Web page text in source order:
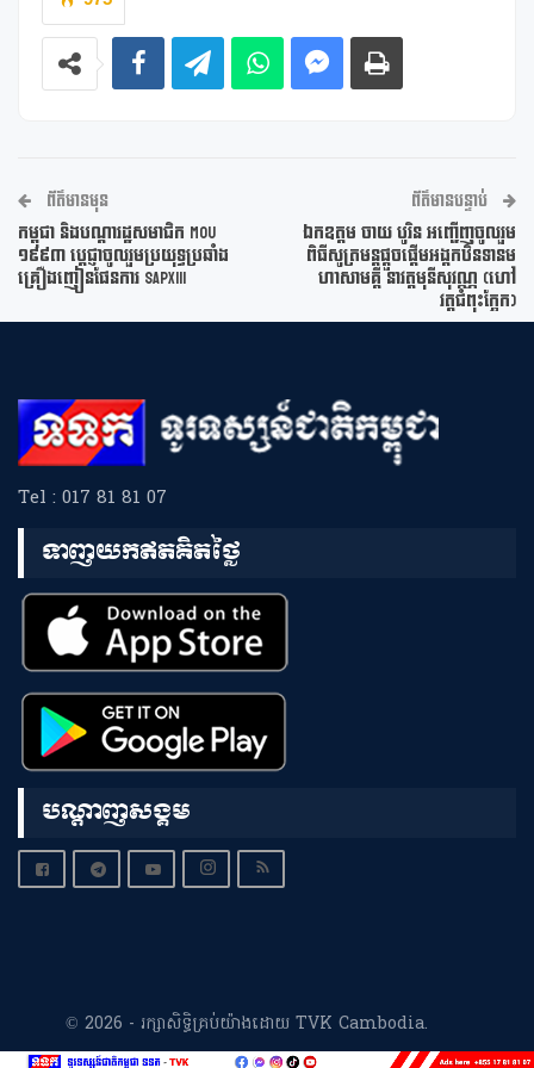
ព័ត៌មានមុន
កម្ពុជា និងបណ្តារដ្ឋសមាជិក MOU
១៩៩៣ ប្តេជ្ញាចូលរួមប្រយុទ្ធប្រឆាំង
គ្រឿងញៀនផែនការ SAPXIII
ព័ត៌មានបន្ទាប់
ឯកឧត្តម ចាយ បូរិន អញ្ជើញចូលរួម
ពិធីសូត្រមន្តផ្តួចផ្តើមអង្គកឋិនទានម
ហាសាមគ្គី នាវត្តមុនីសុវណ្ណ (ហៅ
វត្តជំពុះក្អែក)
Tel : 017 81 81 07
ទាញយកឥតគិតថ្លៃ
បណ្តាញសង្គម
© 2026 - រក្សាសិទ្ធិគ្រប់យ៉ាងដោយ TVK Cambodia.